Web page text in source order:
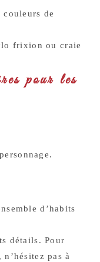
de
frixion ou craie
pour les
d’habits
détails. Pour
pas à